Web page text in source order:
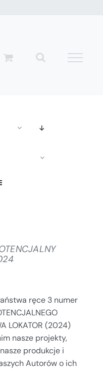
ręce 3 numer
LOKATOR (2024)
nasze projekty,
produkcje i
Autorów o ich